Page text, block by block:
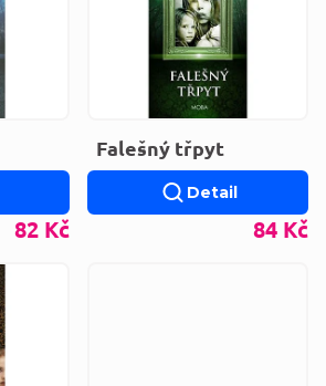
82 Kč
Falešný třpyt
84 Kč
Detail